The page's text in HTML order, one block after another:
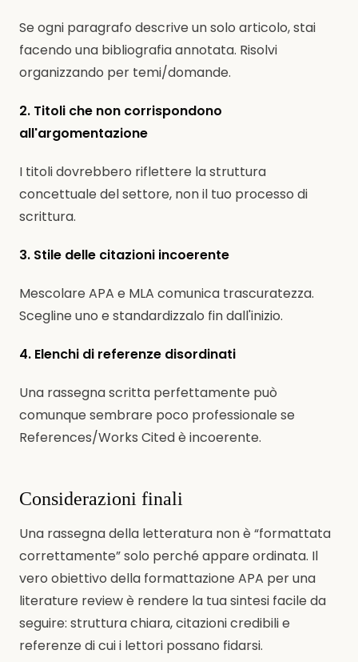
Se ogni paragrafo descrive un solo articolo, stai
facendo una bibliografia annotata. Risolvi
organizzando per temi/domande.
2. Titoli che non corrispondono
all'argomentazione
I titoli dovrebbero riflettere la struttura
concettuale del settore, non il tuo processo di
scrittura.
3. Stile delle citazioni incoerente
Mescolare APA e MLA comunica trascuratezza.
Scegline uno e standardizzalo fin dall'inizio.
4. Elenchi di referenze disordinati
Una rassegna scritta perfettamente può
comunque sembrare poco professionale se
References/Works Cited è incoerente.
Considerazioni finali
Una rassegna della letteratura non è “formattata
correttamente” solo perché appare ordinata. Il
vero obiettivo della formattazione APA per una
literature review è rendere la tua sintesi facile da
seguire: struttura chiara, citazioni credibili e
referenze di cui i lettori possano fidarsi.